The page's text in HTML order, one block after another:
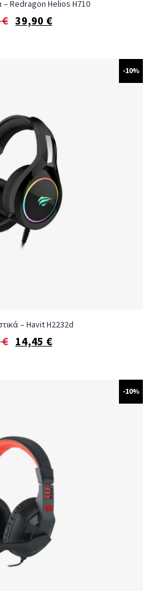
– Redragon Helios H710
€ 39,90 €
-10%
– Havit H2232d
€ 14,45 €
-10%